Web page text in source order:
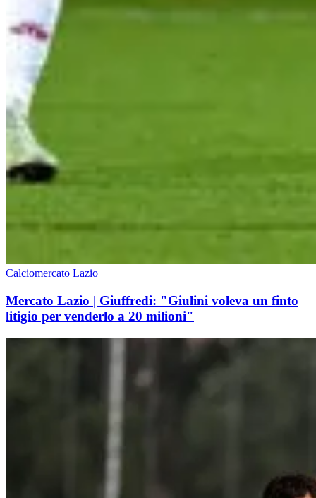
Calciomercato Lazio
Mercato Lazio | Giuffredi: "Giulini voleva un finto
litigio per venderlo a 20 milioni"